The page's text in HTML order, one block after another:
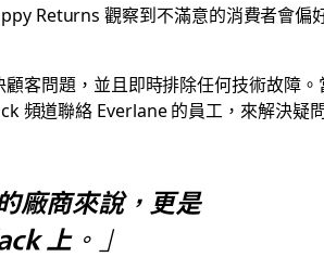
Returns 觀察到不滿意的消費者會偏
客問題，並且即時排除任何技術故障。
頻道聯絡 Everlane 的員工，來解決疑
廠商來說，更是
上。」